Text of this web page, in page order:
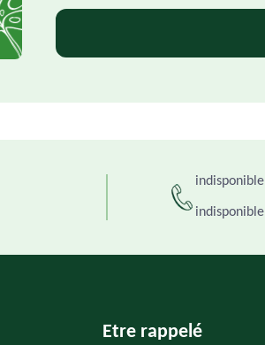
indisponible
indisponible
Etre rappelé